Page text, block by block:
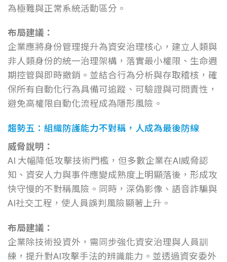
為極難與正常系統活動區分。
布局建議：
企業應將身份管理提升為資安治理核心，建立人類與
非人類身份的統一治理架構，落實最小權限、生命週
期控管與即時撤銷。並結合行為分析與存取稽核，確
保所有自動化行為具備可追蹤、可驗證與可問責性，
避免高權限自動化流程成為隱形風險。
趨勢五：組織防護能力不對稱，人成為最後防線
威脅說明：
AI 大幅降低攻擊技術門檻，但多數企業在AI威脅認
知、資安人力與事件應變成熟度上明顯落後，形成攻
快守慢的不對稱風險。同時，深偽影像、語音詐騙與
AI社交工程，使人員誤判風險顯著上升。
布局建議：
企業除技術投資外，需同步強化資安治理與人員訓
練，提升對AI攻擊手法的辨識能力。並透過資安委外